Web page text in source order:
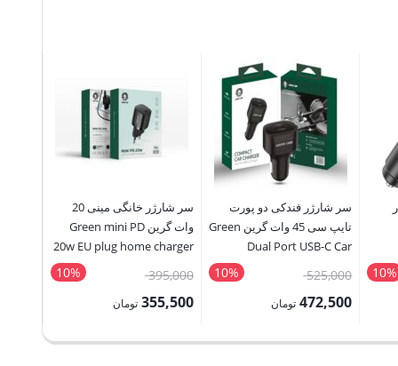
10%
سر شارژر فندکی دو پورت
تایپ سی 45 وات گرین Green
Dual Port USB-C Car
10% 525,000قیمت
اصلی:
بود.
472,500 تومان
سر شارژر خانگی مینی 20
وات گرین Green mini PD
20w EU plug home charger
10% 395,000قیمت
اصلی:
بود.
355,500 تومان